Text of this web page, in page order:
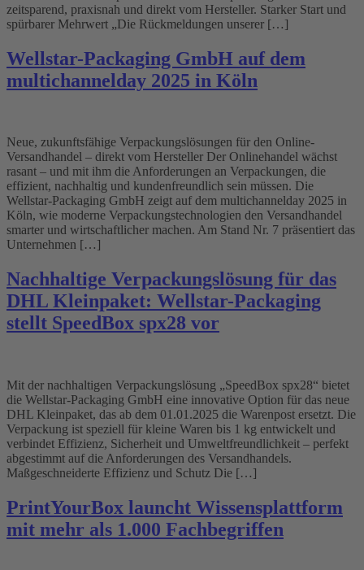
zeitsparend, praxisnah und direkt vom Hersteller. Starker Start und
spürbarer Mehrwert „Die Rückmeldungen unserer […]
Wellstar-Packaging GmbH auf dem
multichannelday 2025 in Köln
Neue, zukunftsfähige Verpackungslösungen für den Online-
Versandhandel – direkt vom Hersteller Der Onlinehandel wächst
rasant – und mit ihm die Anforderungen an Verpackungen, die
effizient, nachhaltig und kundenfreundlich sein müssen. Die
Wellstar-Packaging GmbH zeigt auf dem multichannelday 2025 in
Köln, wie moderne Verpackungstechnologien den Versandhandel
smarter und wirtschaftlicher machen. Am Stand Nr. 7 präsentiert das
Unternehmen […]
Nachhaltige Verpackungslösung für das
DHL Kleinpaket: Wellstar-Packaging
stellt SpeedBox spx28 vor
Mit der nachhaltigen Verpackungslösung „SpeedBox spx28“ bietet
die Wellstar-Packaging GmbH eine innovative Option für das neue
DHL Kleinpaket, das ab dem 01.01.2025 die Warenpost ersetzt. Die
Verpackung ist speziell für kleine Waren bis 1 kg entwickelt und
verbindet Effizienz, Sicherheit und Umweltfreundlichkeit – perfekt
abgestimmt auf die Anforderungen des Versandhandels.
Maßgeschneiderte Effizienz und Schutz Die […]
PrintYourBox launcht Wissensplattform
mit mehr als 1.000 Fachbegriffen